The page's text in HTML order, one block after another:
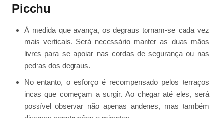
Picchu
À medida que avança, os degraus tornam-se cada vez
mais verticais. Será necessário manter as duas mãos
livres para se apoiar nas cordas de segurança ou nas
pedras dos degraus.
No entanto, o esforço é recompensado pelos terraços
incas que começam a surgir. Ao chegar até eles, será
possível observar não apenas andenes, mas também